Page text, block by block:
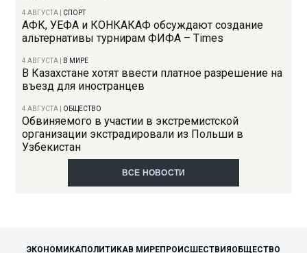
4 АВГУСТА СПОРТ
АФК, УЕФА и КОНКАКАФ обсуждают создание
альтернативы турнирам ФИФА – Times
4 АВГУСТА В МИРЕ
В Казахстане хотят ввести платное разрешение на
въезд для иностранцев
4 АВГУСТА ОБЩЕСТВО
Обвиняемого в участии в экстремистской
организации экстрадировали из Польши в
Узбекистан
ВСЕ НОВОСТИ
ЭКОНОМИКАПОЛИТИКАВ МИРЕПРОИСШЕСТВИЯ ОБЩЕСТВО